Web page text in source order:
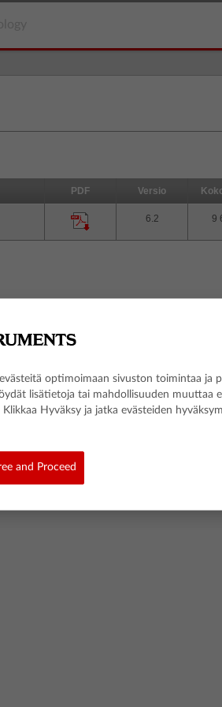
PDF Versio
6.2 9
optimoimaan sivuston toimintaa ja
lisätietoja tai mahdollisuuden muuttaa
Klikkaa Hyväksy ja jatka evästeiden
and Proceed